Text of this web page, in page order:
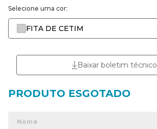
Selecione uma cor:
FITA DE CETIM
Baixar boletim técnico